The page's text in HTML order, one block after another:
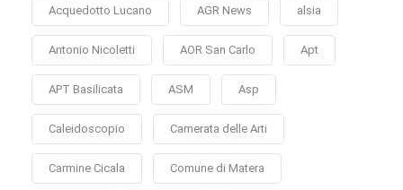
Acquedotto Lucano AGR News alsia
Antonio Nicoletti AOR San Carlo Apt
APT Basilicata ASM Asp
Caleidoscopio Camerata delle Arti
Carmine Cicala Comune di Matera